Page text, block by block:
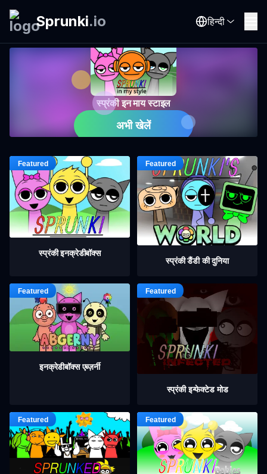
Sprunki.io हिन्दी
स्प्रंकी इन माय स्टाइल
अभी खेलें
स्प्रंकी इनक्रेडीबॉक्स
स्प्रंकी डैंडी की दुनिया
इनक्रेडीबॉक्स एब्ज़र्नी
स्प्रंकी इन्फेक्टेड मोड